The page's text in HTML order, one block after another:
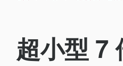
超小型 7